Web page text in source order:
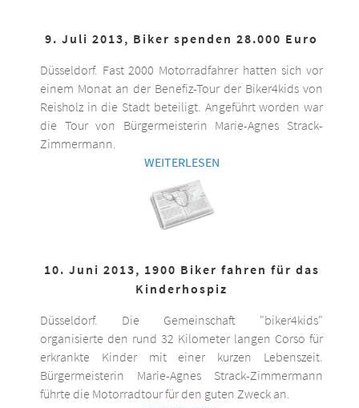
9. Juli 2013, Biker spenden 28.000 Euro
Düsseldorf. Fast 2000 Motorradfahrer hatten sich vor
einem Monat an der Benefiz-Tour der Biker4kids von
Reisholz in die Stadt beteiligt. Angeführt worden war
die Tour von Bürgermeisterin Marie-Agnes Strack-
Zimmermann.
WEITERLESEN
10. Juni 2013, 1900 Biker fahren für das
Kinderhospiz
Düsseldorf. Die Gemeinschaft "biker4kids"
organisierte den rund 32 Kilometer langen Corso für
erkrankte Kinder mit einer kurzen Lebenszeit.
Bürgermeisterin Marie-Agnes Strack-Zimmermann
führte die Motorradtour für den guten Zweck an.